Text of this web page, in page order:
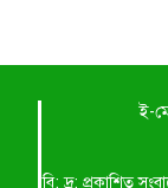
ই-
বি: দ্র: প্রকাশিত